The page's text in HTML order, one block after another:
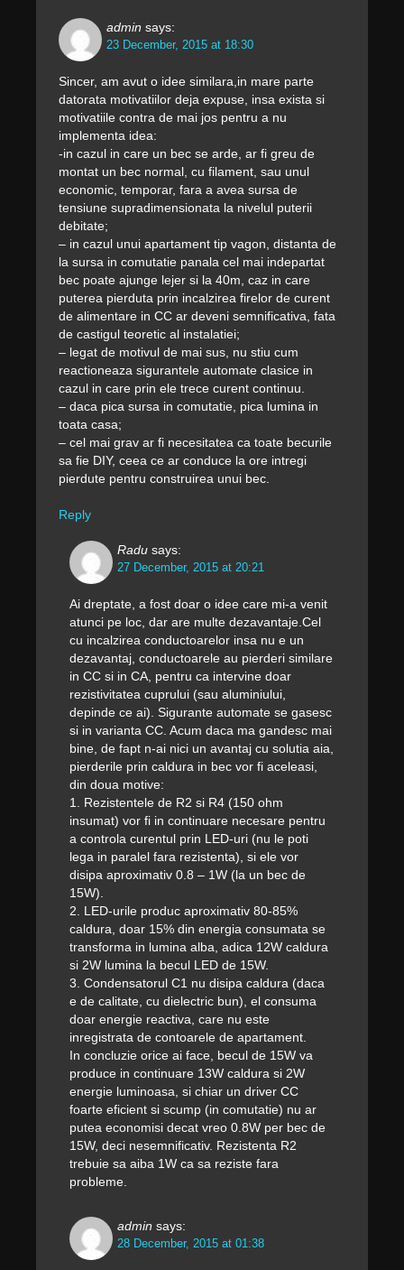
admin says:
23 December, 2015 at 18:30
Sincer, am avut o idee similara,in mare parte
datorata motivatiilor deja expuse, insa exista si
motivatiile contra de mai jos pentru a nu
implementa idea:
-in cazul in care un bec se arde, ar fi greu de
montat un bec normal, cu filament, sau unul
economic, temporar, fara a avea sursa de
tensiune supradimensionata la nivelul puterii
debitate;
– in cazul unui apartament tip vagon, distanta de
la sursa in comutatie panala cel mai indepartat
bec poate ajunge lejer si la 40m, caz in care
puterea pierduta prin incalzirea firelor de curent
de alimentare in CC ar deveni semnificativa, fata
de castigul teoretic al instalatiei;
– legat de motivul de mai sus, nu stiu cum
reactioneaza sigurantele automate clasice in
cazul in care prin ele trece curent continuu.
– daca pica sursa in comutatie, pica lumina in
toata casa;
– cel mai grav ar fi necesitatea ca toate becurile
sa fie DIY, ceea ce ar conduce la ore intregi
pierdute pentru construirea unui bec.
Reply
Radu says:
27 December, 2015 at 20:21
Ai dreptate, a fost doar o idee care mi-a venit
atunci pe loc, dar are multe dezavantaje.Cel
cu incalzirea conductoarelor insa nu e un
dezavantaj, conductoarele au pierderi similare
in CC si in CA, pentru ca intervine doar
rezistivitatea cuprului (sau aluminiului,
depinde ce ai). Sigurante automate se gasesc
si in varianta CC. Acum daca ma gandesc mai
bine, de fapt n-ai nici un avantaj cu solutia aia,
pierderile prin caldura in bec vor fi aceleasi,
din doua motive:
1. Rezistentele de R2 si R4 (150 ohm
insumat) vor fi in continuare necesare pentru
a controla curentul prin LED-uri (nu le poti
lega in paralel fara rezistenta), si ele vor
disipa aproximativ 0.8 – 1W (la un bec de
15W).
2. LED-urile produc aproximativ 80-85%
caldura, doar 15% din energia consumata se
transforma in lumina alba, adica 12W caldura
si 2W lumina la becul LED de 15W.
3. Condensatorul C1 nu disipa caldura (daca
e de calitate, cu dielectric bun), el consuma
doar energie reactiva, care nu este
inregistrata de contoarele de apartament.
In concluzie orice ai face, becul de 15W va
produce in continuare 13W caldura si 2W
energie luminoasa, si chiar un driver CC
foarte eficient si scump (in comutatie) nu ar
putea economisi decat vreo 0.8W per bec de
15W, deci nesemnificativ. Rezistenta R2
trebuie sa aiba 1W ca sa reziste fara
probleme.
admin says:
28 December, 2015 at 01:38